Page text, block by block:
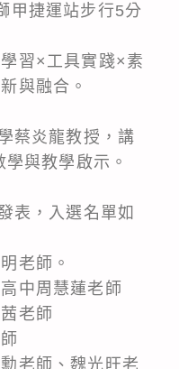
甲捷運站步行5分
習×工具實踐×素
與融合。
蔡炎龍教授，講
與教學啟示。
表，入選名單如
老師。
中周慧蓮老師
老師
老師、魏光旺老